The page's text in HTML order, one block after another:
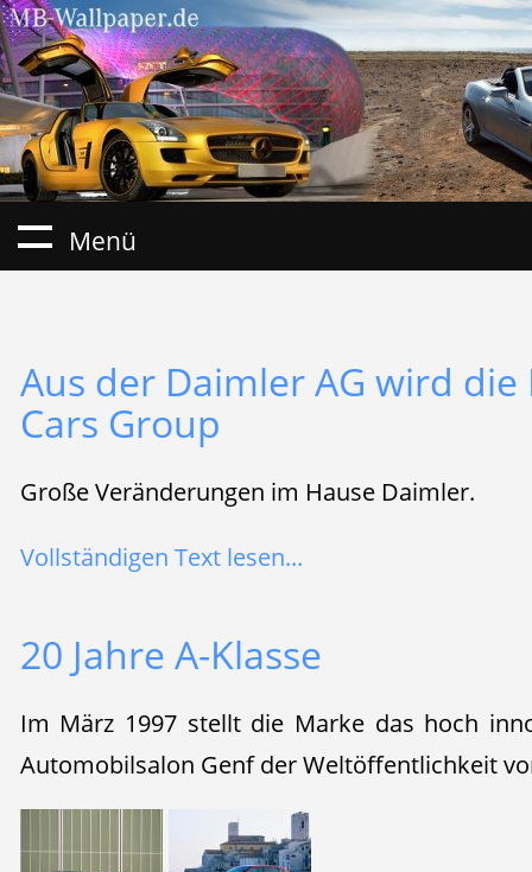
Menü
Aus der Daimler AG wird die
Cars Group
Große Veränderungen im Hause Daimler.
Vollständigen Text lesen...
20 Jahre A-Klasse
Im März 1997 stellt die Marke das hoch
Automobilsalon Genf der Weltöffentlichkeit